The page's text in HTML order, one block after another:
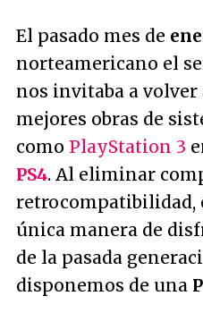
El pasado mes de
norteamericano el
nos invitaba a
mejores obras de
como PlayStation 3
PS4. Al eliminar
retrocompatibilidad,
única manera de
de la pasada
disponemos de una